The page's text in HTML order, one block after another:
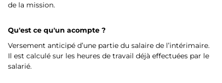
de la mission.
Qu'est ce qu'un acompte ?
Versement anticipé d’une partie du salaire de l’intérimaire.
Il est calculé sur les heures de travail déjà effectuées par le
salarié.